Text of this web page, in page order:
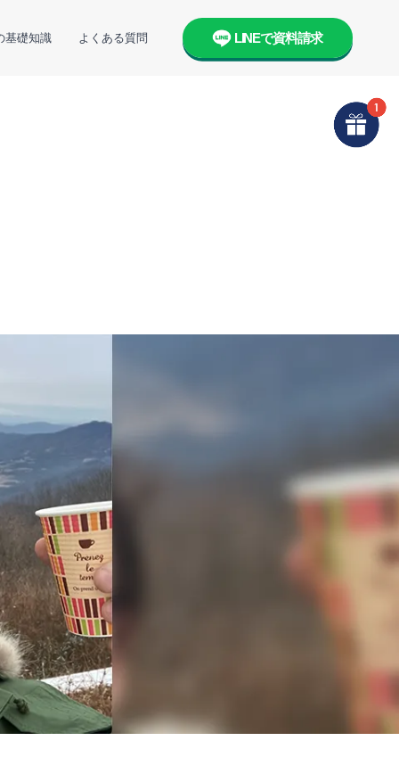
基礎知識 よくある質問 LINEで資料請求